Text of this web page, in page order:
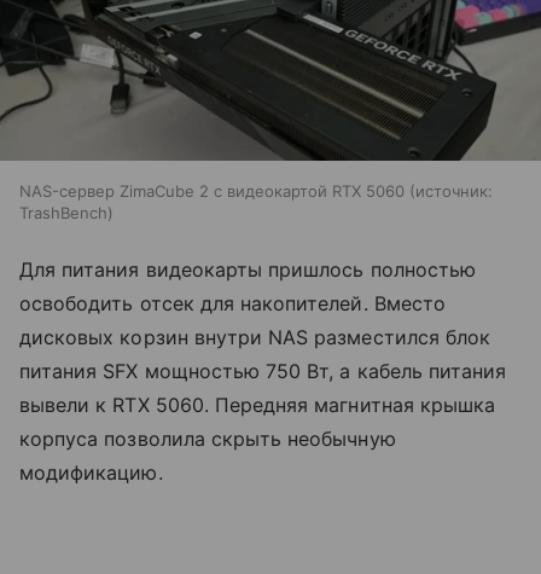
NAS-сервер ZimaCube 2 с видеокартой RTX 5060
источник:
TrashBench
Для питания видеокарты пришлось полностью
освободить отсек для накопителей. Вместо
дисковых корзин внутри NAS разместился блок
питания SFX мощностью 750 Вт, а кабель питания
вывели к RTX 5060. Передняя магнитная крышка
корпуса позволила скрыть необычную
модификацию.